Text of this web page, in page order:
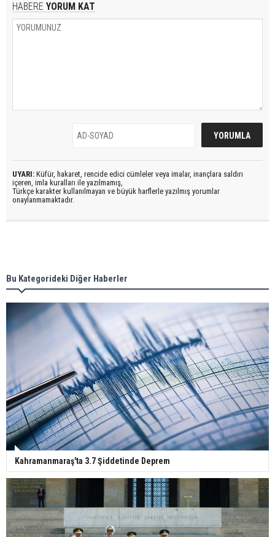
HABERE YORUM KAT
UYARI: Küfür, hakaret, rencide edici cümleler veya imalar, inançlara saldırı
içeren, imla kuralları ile yazılmamış,
Türkçe karakter kullanılmayan ve büyük harflerle yazılmış yorumlar
onaylanmamaktadır.
Bu Kategorideki Diğer Haberler
Kahramanmaraş'ta 3.7 Şiddetinde Deprem